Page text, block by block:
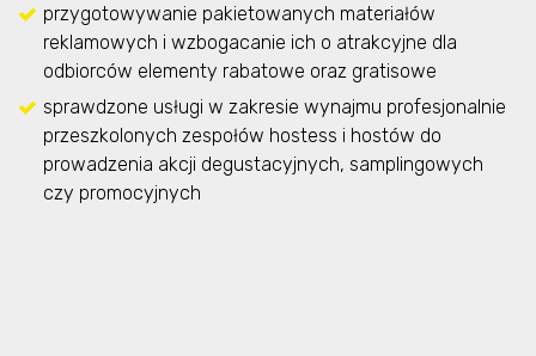
przygotowywanie pakietowanych materiałów
reklamowych i wzbogacanie ich o atrakcyjne dla
odbiorców elementy rabatowe oraz gratisowe
sprawdzone usługi w zakresie wynajmu profesjonalnie
przeszkolonych zespołów hostess i hostów do
prowadzenia akcji degustacyjnych, samplingowych
czy promocyjnych